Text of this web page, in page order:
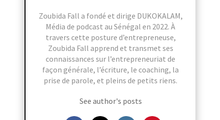
Zoubida Fall a fondé et dirige DUKOKALAM,
Média de podcast au Sénégal en 2022. À
travers cette posture d’entrepreneuse,
Zoubida Fall apprend et transmet ses
connaissances sur l’entrepreneuriat de
façon générale, l’écriture, le coaching, la
prise de parole, et pleins de petits riens.
See author's posts